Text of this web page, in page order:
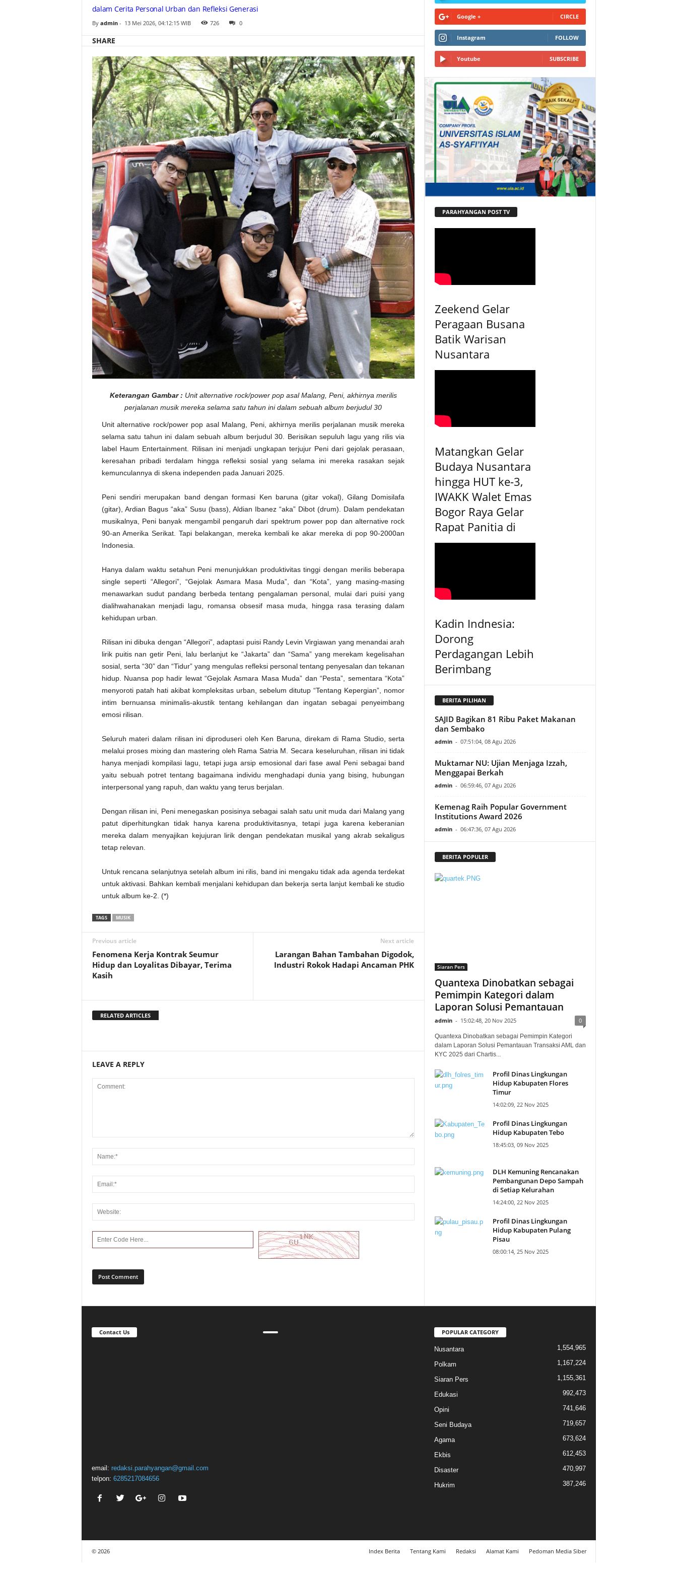
a
h
dalam Cerita Personal Urban dan Refleksi Generasi
By admin- 13 Mei 2026, 04:12:15 WIB 726 0
SHARE
Keterangan Gambar : Unit alternative rock/power pop asal Malang, Peni, akhirnya merilis
perjalanan musik mereka selama satu tahun ini dalam sebuah album berjudul 30
Unit alternative rock/power pop asal Malang, Peni, akhirnya merilis perjalanan musik mereka
selama satu tahun ini dalam sebuah album berjudul 30. Berisikan sepuluh lagu yang rilis via
label Haum Entertainment. Rilisan ini menjadi ungkapan terjujur Peni dari gejolak perasaan,
keresahan pribadi terdalam hingga refleksi sosial yang selama ini mereka rasakan sejak
kemunculannya di skena independen pada Januari 2025.
Peni sendiri merupakan band dengan formasi Ken baruna (gitar vokal), Gilang Domisilafa
(gitar), Ardian Bagus “aka” Susu (bass), Aldian Ibanez “aka” Dibot (drum). Dalam pendekatan
musikalnya, Peni banyak mengambil pengaruh dari spektrum power pop dan alternative rock
90-an Amerika Serikat. Tapi belakangan, mereka kembali ke akar mereka di pop 90-2000an
Indonesia.
Hanya dalam waktu setahun Peni menunjukkan produktivitas tinggi dengan merilis beberapa
single seperti “Allegori”, “Gejolak Asmara Masa Muda”, dan “Kota”, yang masing-masing
menawarkan sudut pandang berbeda tentang pengalaman personal, mulai dari puisi yang
dialihwahanakan menjadi lagu, romansa obsesif masa muda, hingga rasa terasing dalam
kehidupan urban.
Rilisan ini dibuka dengan “Allegori”, adaptasi puisi Randy Levin Virgiawan yang menandai arah
lirik puitis nan getir Peni, lalu berlanjut ke “Jakarta” dan “Sama” yang merekam kegelisahan
sosial, serta “30” dan “Tidur” yang mengulas refleksi personal tentang penyesalan dan tekanan
hidup. Nuansa pop hadir lewat “Gejolak Asmara Masa Muda” dan “Pesta”, sementara “Kota”
menyoroti patah hati akibat kompleksitas urban, sebelum ditutup “Tentang Kepergian”, nomor
intim bernuansa minimalis-akustik tentang kehilangan dan ingatan sebagai penyeimbang
emosi rilisan.
Seluruh materi dalam rilisan ini diproduseri oleh Ken Baruna, direkam di Rama Studio, serta
melalui proses mixing dan mastering oleh Rama Satria M. Secara keseluruhan, rilisan ini tidak
hanya menjadi kompilasi lagu, tetapi juga arsip emosional dari fase awal Peni sebagai band
yaitu sebuah potret tentang bagaimana individu menghadapi dunia yang bising, hubungan
interpersonal yang rapuh, dan waktu yang terus berjalan.
Dengan rilisan ini, Peni menegaskan posisinya sebagai salah satu unit muda dari Malang yang
patut diperhitungkan tidak hanya karena produktivitasnya, tetapi juga karena keberanian
mereka dalam menyajikan kejujuran lirik dengan pendekatan musikal yang akrab sekaligus
tetap relevan.
Untuk rencana selanjutnya setelah album ini rilis, band ini mengaku tidak ada agenda terdekat
untuk aktivasi. Bahkan kembali menjalani kehidupan dan bekerja serta lanjut kembali ke studio
untuk album ke-2. (*)
TAGS MUSIK
Previous article
Fenomena Kerja Kontrak Seumur
Hidup dan Loyalitas Dibayar, Terima
Kasih
Next article
Larangan Bahan Tambahan Digodok,
Industri Rokok Hadapi Ancaman PHK
RELATED ARTICLES
LEAVE A REPLY
Google + CIRCLE
Instagram FOLLOW
Youtube SUBSCRIBE
PARAHYANGAN POST TV
Zeekend Gelar
Peragaan Busana
Batik Warisan
Nusantara
Matangkan Gelar
Budaya Nusantara
hingga HUT ke-3,
IWAKK Walet Emas
Bogor Raya Gelar
Rapat Panitia di
Kadin Indnesia:
Dorong
Perdagangan Lebih
Berimbang
BERITA PILIHAN
SAJID Bagikan 81 Ribu Paket Makanan
dan Sembako
admin - 07:51:04, 08 Agu 2026
Muktamar NU: Ujian Menjaga Izzah,
Menggapai Berkah
admin - 06:59:46, 07 Agu 2026
Kemenag Raih Popular Government
Institutions Award 2026
admin - 06:47:36, 07 Agu 2026
BERITA POPULER
Siaran Pers
Quantexa Dinobatkan sebagai
Pemimpin Kategori dalam
Laporan Solusi Pemantauan
admin - 15:02:48, 20 Nov 2025 0
Quantexa Dinobatkan sebagai Pemimpin Kategori
dalam Laporan Solusi Pemantauan Transaksi AML dan
KYC 2025 dari Chartis...
Profil Dinas Lingkungan
Hidup Kabupaten Flores
Timur
14:02:09, 22 Nov 2025
Profil Dinas Lingkungan
Hidup Kabupaten Tebo
18:45:03, 09 Nov 2025
DLH Kemuning Rencanakan
Pembangunan Depo Sampah
di Setiap Kelurahan
14:24:00, 22 Nov 2025
Profil Dinas Lingkungan
Hidup Kabupaten Pulang
Pisau
08:00:14, 25 Nov 2025
Contact Us
email: redaksi.parahyangan@gmail.com
telpon: 6285217084656
POPULAR CATEGORY
Nusantara 1,554,965
Polkam 1,167,224
Siaran Pers 1,155,361
Edukasi 992,473
Opini 741,646
Seni Budaya 719,657
Agama 673,624
Ekbis 612,453
Disaster 470,997
Hukrim 387,246
Index Berita Tentang Kami Redaksi Alamat Kami Pedoman Media Siber
© 2026